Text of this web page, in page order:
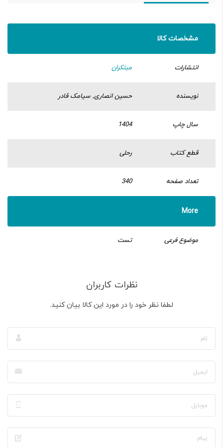
مشخصات کالا
انتشارات مبتکران
نویسنده حسین انصاری, سیامک قادر
سال چاپ 1404
قطع کتاب رحلی
تعداد صفحه 340
More
موضوع فرعی تست
نظرات کاربران
لطفا نظر خود را در مورد این کالا بیان کنید.